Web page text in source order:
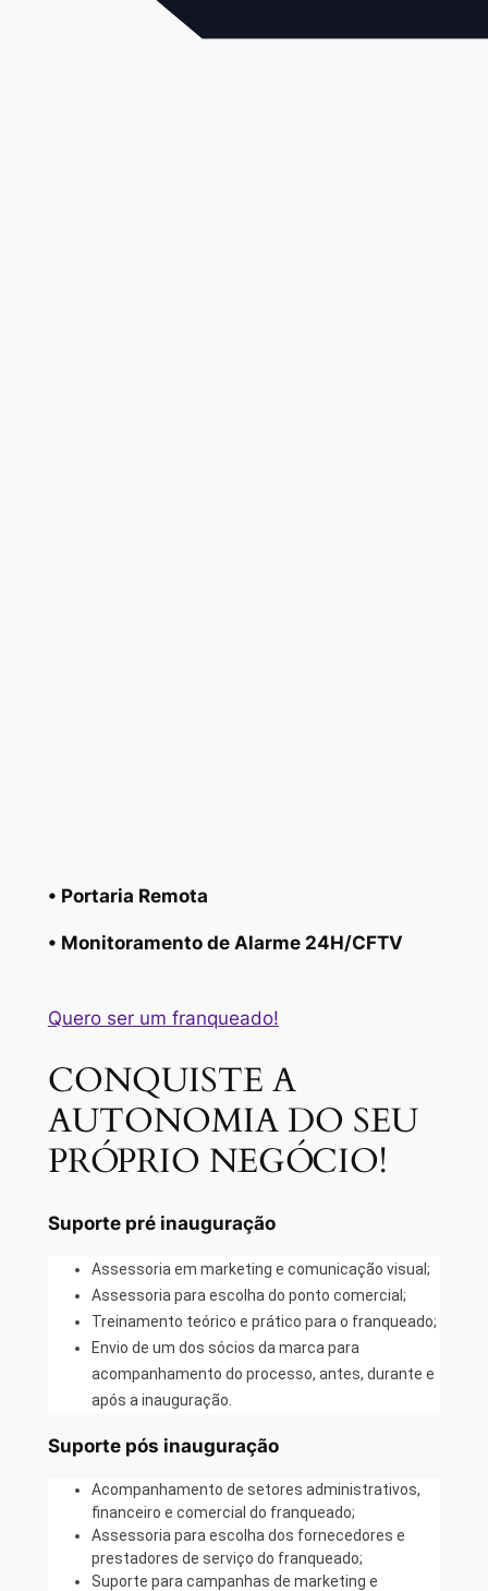
• Portaria Remota
• Monitoramento de Alarme 24H/CFTV
Quero ser um franqueado!
CONQUISTE A
AUTONOMIA DO SEU
PRÓPRIO NEGÓCIO!
Suporte pré inauguração
Assessoria em marketing e comunicação visual;
Assessoria para escolha do ponto comercial;
Treinamento teórico e prático para o franqueado;
Envio de um dos sócios da marca para
acompanhamento do processo, antes, durante e
após a inauguração.
Suporte pós inauguração
Acompanhamento de setores administrativos,
financeiro e comercial do franqueado;
Assessoria para escolha dos fornecedores e
prestadores de serviço do franqueado;
Suporte para campanhas de marketing e